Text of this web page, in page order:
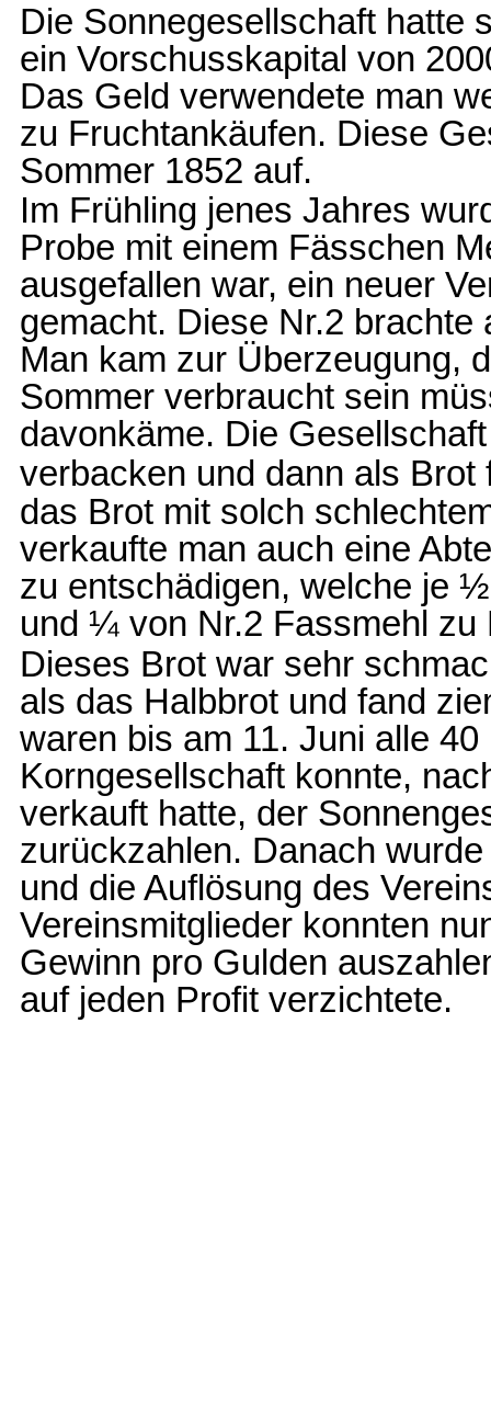
Die Sonnegesellschaft hatte
ein Vorschusskapital von
Das Geld verwendete man
zu Fruchtankäufen. Diese
Sommer 1852 auf.
Im Frühling jenes Jahres
Probe mit einem Fässchen
ausgefallen war, ein neuer
gemacht. Diese Nr.2
Man kam zur Überzeugung,
Sommer verbraucht sein
davonkäme. Die
verbacken und dann als
das Brot mit solch
verkaufte man auch eine
zu entschädigen, welche je
und ¼ von Nr.2 Fassmehl zu
Dieses Brot war sehr
als das Halbbrot und fand
waren bis am 11. Juni alle
Korngesellschaft konnte,
verkauft hatte, der
zurückzahlen. Danach
und die Auflösung des
Vereinsmitglieder konnten
Gewinn pro Gulden
auf jeden Profit verzichtete.